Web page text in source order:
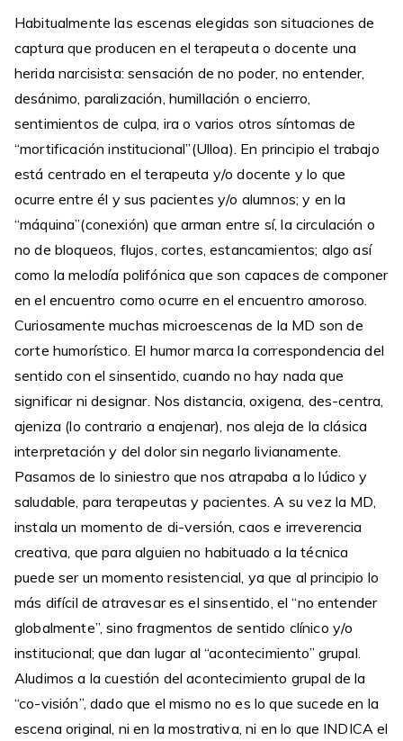
Habitualmente las escenas elegidas son situaciones de
captura que producen en el terapeuta o docente una
herida narcisista: sensación de no poder, no entender,
desánimo, paralización, humillación o encierro,
sentimientos de culpa, ira o varios otros síntomas de
“mortificación institucional”(Ulloa). En principio el trabajo
está centrado en el terapeuta y/o docente y lo que
ocurre entre él y sus pacientes y/o alumnos; y en la
“máquina”(conexión) que arman entre sí, la circulación o
no de bloqueos, flujos, cortes, estancamientos; algo así
como la melodía polifónica que son capaces de componer
en el encuentro como ocurre en el encuentro amoroso.
Curiosamente muchas microescenas de la MD son de
corte humorístico. El humor marca la correspondencia del
sentido con el sinsentido, cuando no hay nada que
significar ni designar. Nos distancia, oxigena, des-centra,
ajeniza (lo contrario a enajenar), nos aleja de la clásica
interpretación y del dolor sin negarlo livianamente.
Pasamos de lo siniestro que nos atrapaba a lo lúdico y
saludable, para terapeutas y pacientes. A su vez la MD,
instala un momento de di-versión, caos e irreverencia
creativa, que para alguien no habituado a la técnica
puede ser un momento resistencial, ya que al principio lo
más difícil de atravesar es el sinsentido, el “no entender
globalmente”, sino fragmentos de sentido clínico y/o
institucional; que dan lugar al “acontecimiento” grupal.
Aludimos a la cuestión del acontecimiento grupal de la
“co-visión”, dado que el mismo no es lo que sucede en la
escena original, ni en la mostrativa, ni en lo que INDICA el